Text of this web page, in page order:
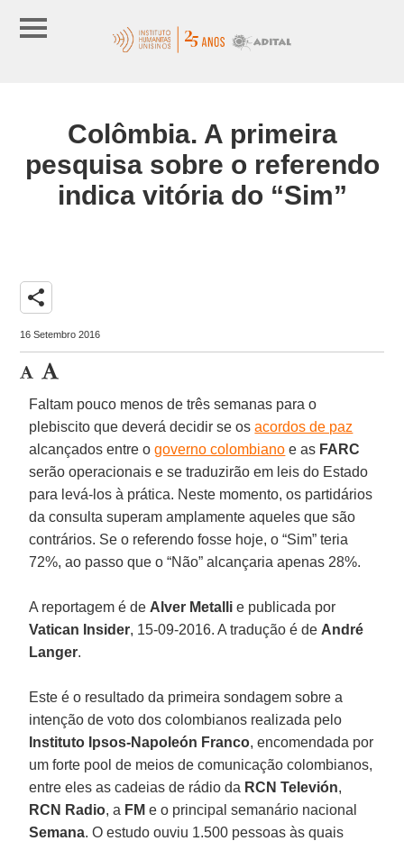
Colômbia. A primeira
pesquisa sobre o referendo
indica vitória do “Sim”
share
16 Setembro 2016
Faltam pouco menos de três semanas para o
plebiscito que deverá decidir se osacordos de paz
alcançados entre ogoverno colombiano e as FARC
serão operacionais e se traduzirão em leis do Estado
para levá-los à prática. Neste momento, os partidários
da consulta superam amplamente aqueles que são
contrários. Se o referendo fosse hoje, o “Sim” teria
72%, ao passo que o “Não” alcançaria apenas 28%.
A reportagem é de Alver Metalli e publicada por
Vatican Insider, 15-09-2016. A tradução é de André
Langer.
Este é o resultado da primeira sondagem sobre a
intenção de voto dos colombianos realizada pelo
Instituto Ipsos-Napoleón Franco, encomendada por
um forte pool de meios de comunicação colombianos,
entre eles as cadeias de rádio da RCN Televión,
RCN Radio, a FM e o principal semanário nacional
Semana. O estudo ouviu 1.500 pessoas às quais